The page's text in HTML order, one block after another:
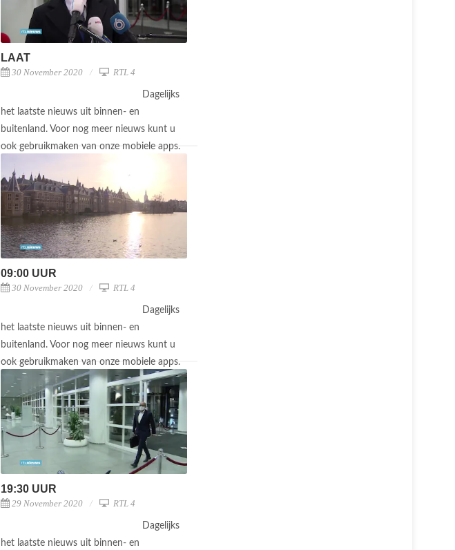
LAAT
30 November 2020 RTL 4
Dagelijks
het laatste nieuws uit binnen- en
buitenland. Voor nog meer nieuws kunt u
ook gebruikmaken van onze mobiele apps.
09:00 UUR
30 November 2020 RTL 4
Dagelijks
het laatste nieuws uit binnen- en
buitenland. Voor nog meer nieuws kunt u
ook gebruikmaken van onze mobiele apps.
19:30 UUR
29 November 2020 RTL 4
Dagelijks
het laatste nieuws uit binnen- en